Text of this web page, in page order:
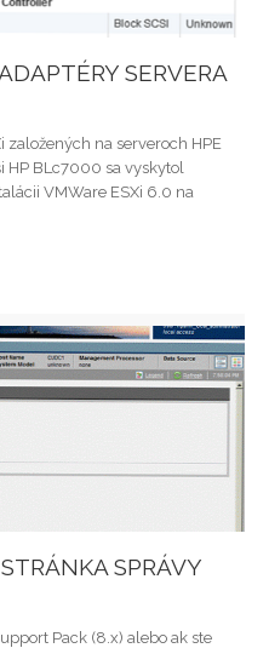
SERVERA
založených na serveroch HPE
HP BLc7000 sa vyskytol
VMWare ESXi 6.0 na
SPRÁVY
Pack (8.x) alebo ak ste